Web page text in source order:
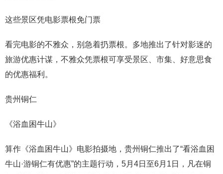
这些景区凭电影票根免门票
看完电影的不雅众，别急着扔票根。多地推出了针对影迷的
旅游优惠计谋，不雅众凭票根可享受景区、市集、好意思食
的优惠福利。
贵州铜仁
《浴血困牛山》
算作《浴血困牛山》电影拍摄地，贵州铜仁推出了“看浴血困
牛山·游铜仁有优惠”的主题行动，5月4日至6月1日，凡在铜